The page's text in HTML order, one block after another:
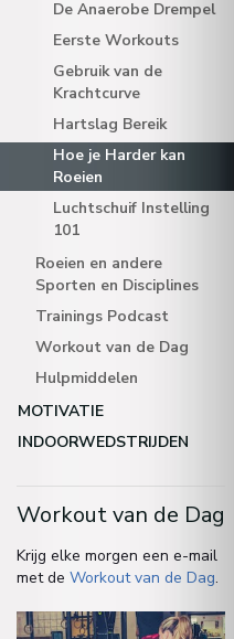
De Anaerobe Drempel
Eerste Workouts
Gebruik van de
Krachtcurve
Hartslag Bereik
Hoe je Harder kan
Roeien
Luchtschuif Instelling
101
Roeien en andere
Sporten en Disciplines
Trainings Podcast
Workout van de Dag
Hulpmiddelen
MOTIVATIE
INDOORWEDSTRIJDEN
Workout van de Dag
Krijg elke morgen een e-mail
met de Workout van de Dag.